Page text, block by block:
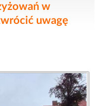
w
uwagę